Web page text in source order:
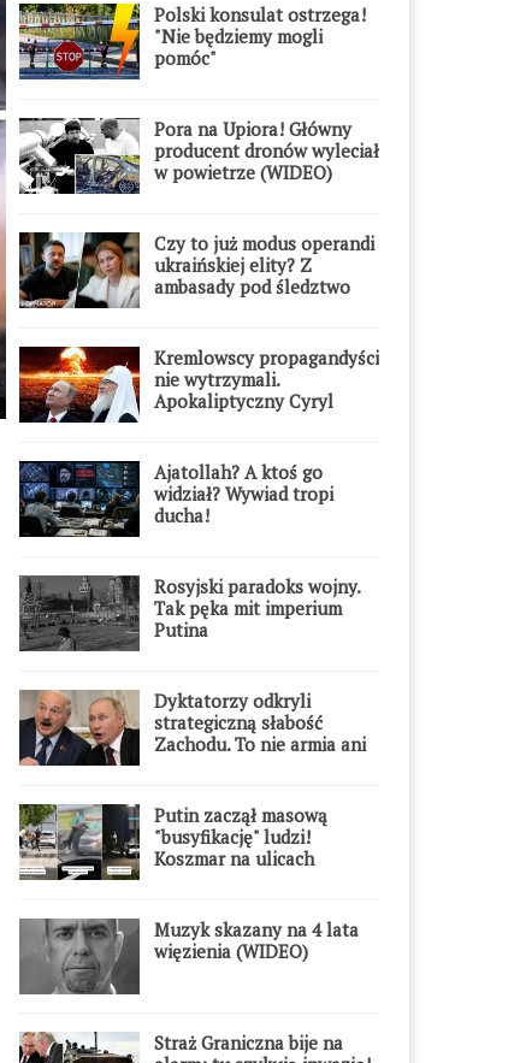
Polski konsulat ostrzega!
"Nie będziemy mogli
pomóc"
Pora na Upiora! Główny
producent dronów wyleciał
w powietrze (WIDEO)
Czy to już modus operandi
ukraińskiej elity? Z
ambasady pod śledztwo
Kremlowscy propagandyści
nie wytrzymali.
Apokaliptyczny Cyryl
Ajatollah? A ktoś go
widział? Wywiad tropi
ducha!
Rosyjski paradoks wojny.
Tak pęka mit imperium
Putina
Dyktatorzy odkryli
strategiczną słabość
Zachodu. To nie armia ani
Putin zaczął masową
"busyfikację" ludzi!
Koszmar na ulicach
Muzyk skazany na 4 lata
więzienia (WIDEO)
Straż Graniczna bije na